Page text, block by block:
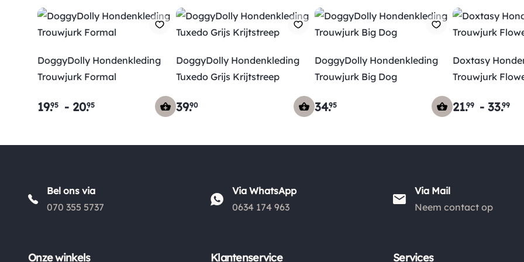
DoggyDolly Hondenkleding
Trouwjurk Formal
19.95 - 20.95
DoggyDolly Hondenkleding
Tuxedo Grijs Krijtstreep
39.90
DoggyDolly Hondenkleding
Trouwjurk Big Dog
34.95
Doxtasy Hondenkleding
Trouwjurk
21.99 -33.99
Bel ons via
070 355 5737
Via WhatsApp
0634 174 963
Via Mail
Neem contact op
Onze winkels Klantenservice Services